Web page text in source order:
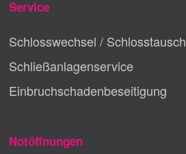
Service
Schlosswechsel / Schlosstausch
Schließanlagenservice
Einbruchschadenbeseitigung
Notöffnungen